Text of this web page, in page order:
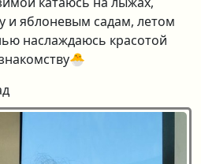
и яблоневым садам, летом
наслаждаюсь красотой